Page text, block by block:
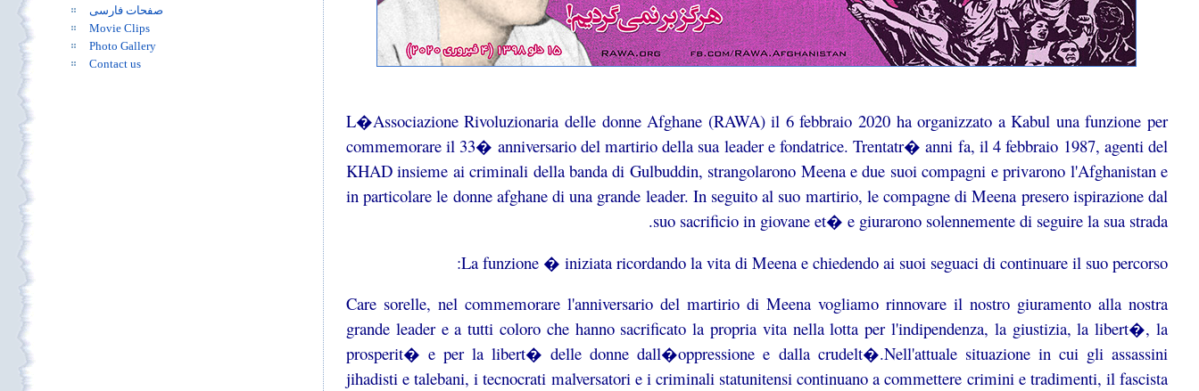
صفحات فارسی
Movie Clips
Photo Gallery
Contact us
L�Associazione Rivoluzionaria delle donne Afghane (RAWA) il 6 febbraio 2020 ha organizzato a Kabul una funzione per
commemorare il 33� anniversario del martirio della sua leader e fondatrice. Trentatr� anni fa, il 4 febbraio 1987, agenti del
KHAD insieme ai criminali della banda di Gulbuddin, strangolarono Meena e due suoi compagni e privarono l'Afghanistan e
in particolare le donne afghane di una grande leader. In seguito al suo martirio, le compagne di Meena presero ispirazione dal
suo sacrificio in giovane et� e giurarono solennemente di seguire la sua strada.
La funzione � iniziata ricordando la vita di Meena e chiedendo ai suoi seguaci di continuare il suo percorso:
Care sorelle, nel commemorare l'anniversario del martirio di Meena vogliamo rinnovare il nostro giuramento alla nostra
grande leader e a tutti coloro che hanno sacrificato la propria vita nella lotta per l'indipendenza, la giustizia, la libert�, la
prosperit� e per la libert� delle donne dall�oppressione e dalla crudelt�.Nell'attuale situazione in cui gli assassini
jihadisti e talebani, i tecnocrati malversatori e i criminali statunitensi continuano a commettere crimini e tradimenti, il fascista